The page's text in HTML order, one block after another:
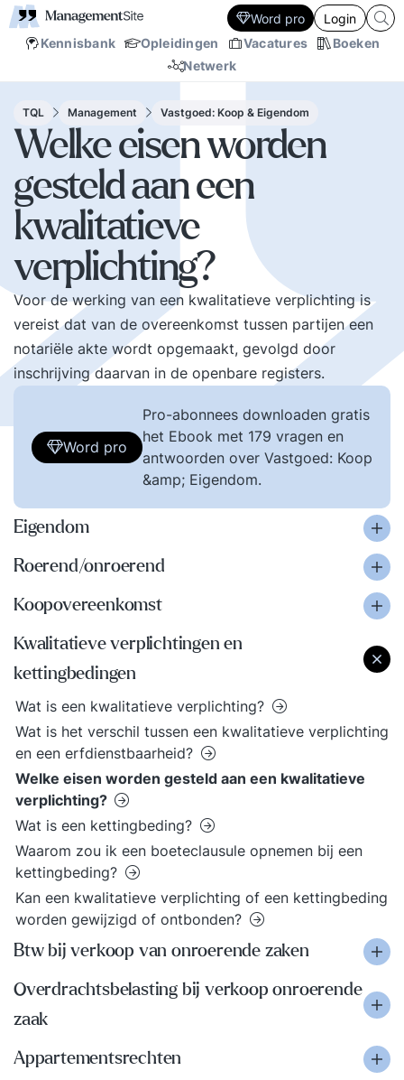
Kennisbank Opleidingen Vacatures
Boeken
Netwerk
Word pro Login
TQL Management Vastgoed: Koop & Eigendom
Welke eisen worden
gesteld aan een
kwalitatieve
verplichting?
Voor de werking van een kwalitatieve verplichting is
vereist dat van de overeenkomst tussen partijen een
notariële akte wordt opgemaakt, gevolgd door
inschrijving daarvan in de openbare registers.
Word pro
Pro-abonnees downloaden gratis
het Ebook met 179 vragen en
antwoorden over Vastgoed: Koop
&amp; Eigendom.
Eigendom
Roerend/onroerend
Koopovereenkomst
Kwalitatieve verplichtingen en
kettingbedingen
Wat is een kwalitatieve verplichting?
Wat is het verschil tussen een kwalitatieve verplichting
en een erfdienstbaarheid?
Welke eisen worden gesteld aan een kwalitatieve
verplichting?
Wat is een kettingbeding?
Waarom zou ik een boeteclausule opnemen bij een
kettingbeding?
Kan een kwalitatieve verplichting of een kettingbeding
worden gewijzigd of ontbonden?
Btw bij verkoop van onroerende zaken
Overdrachtsbelasting bij verkoop onroerende
zaak
Appartementsrechten